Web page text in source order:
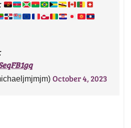
October 4, 2023